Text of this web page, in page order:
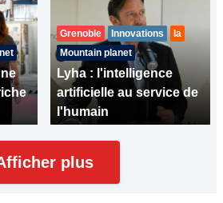
Grenoble Innovations
Ia
Mountain planet
Lyha : l'intelligence
artificielle au service de
l'humain
plus